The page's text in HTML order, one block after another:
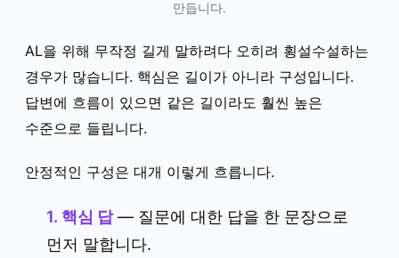
만듭니다.
AL을 위해 무작정 길게 말하려다 오히려 횡설수설하는
경우가 많습니다. 핵심은 길이가 아니라 구성입니다.
답변에 흐름이 있으면 같은 길이라도 훨씬 높은
수준으로 들립니다.
안정적인 구성은 대개 이렇게 흐릅니다.
1. 핵심 답— 질문에 대한 답을 한 문장으로
먼저 말합니다.